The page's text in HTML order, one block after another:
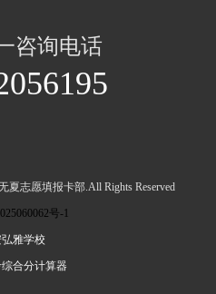
咨询电话
夏志愿填报卡部.All Rights Reserved
号-1
雅学校
合分计算器